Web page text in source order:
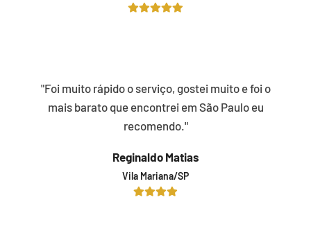
"Foi muito rápido o serviço, gostei muito e foi o
mais barato que encontrei em São Paulo eu
recomendo."
Reginaldo Matias
Vila Mariana/SP